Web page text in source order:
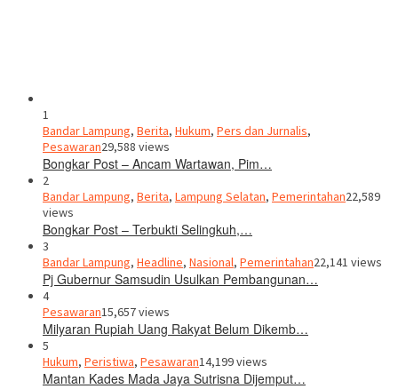
1
Bandar Lampung, Berita, Hukum, Pers dan Jurnalis,
Pesawaran29,588 views
Bongkar Post – Ancam Wartawan, Pim…
2
Bandar Lampung, Berita, Lampung Selatan, Pemerintahan22,589
views
Bongkar Post – Terbukti Selingkuh,…
3
Bandar Lampung, Headline, Nasional, Pemerintahan22,141 views
Pj Gubernur Samsudin Usulkan Pembangunan…
4
Pesawaran15,657 views
Milyaran Rupiah Uang Rakyat Belum Dikemb…
5
Hukum, Peristiwa, Pesawaran14,199 views
Mantan Kades Mada Jaya Sutrisna Dijemput…